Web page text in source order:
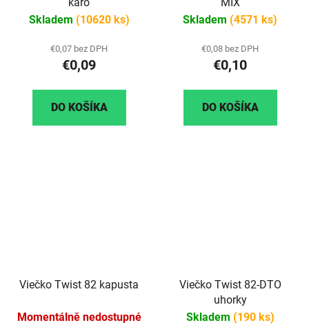
Skladem (10620 ks)
€0,07 bez DPH
€0,09
DO KOŠÍKA
Skladem (4571 ks)
€0,08 bez DPH
€0,10
DO KOŠÍKA
Viečko Twist 82 kapusta
Momentálně nedostupné
Viečko Twist 82-DTO
uhorky
Skladem (190 ks)